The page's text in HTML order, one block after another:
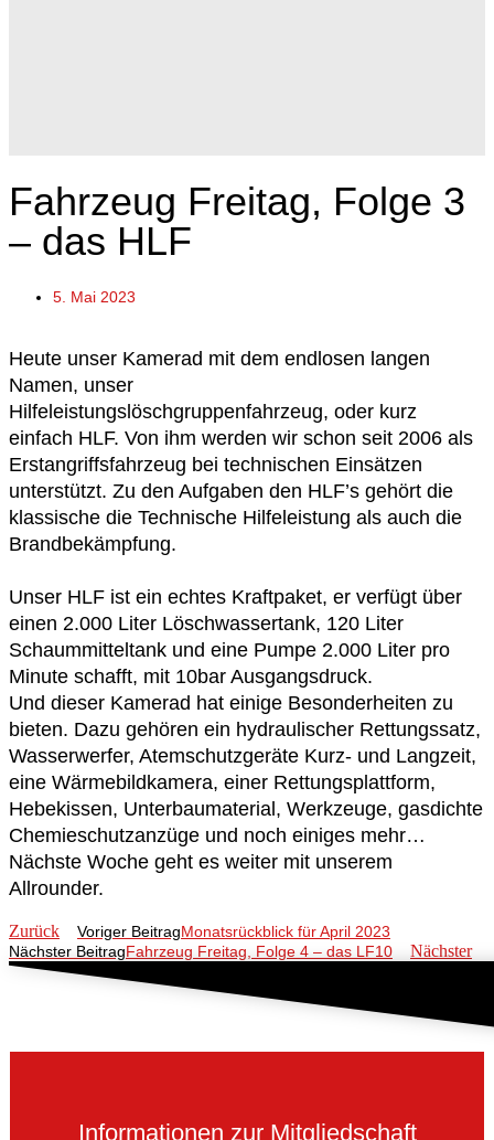
Fahrzeug Freitag, Folge 3
– das HLF
5. Mai 2023
Heute unser Kamerad mit dem endlosen langen
Namen, unser
Hilfeleistungslöschgruppenfahrzeug, oder kurz
einfach HLF. Von ihm werden wir schon seit 2006 als
Erstangriffsfahrzeug bei technischen Einsätzen
unterstützt. Zu den Aufgaben den HLF’s gehört die
klassische die Technische Hilfeleistung als auch die
Brandbekämpfung.
Unser HLF ist ein echtes Kraftpaket, er verfügt über
einen 2.000 Liter Löschwassertank, 120 Liter
Schaummitteltank und eine Pumpe 2.000 Liter pro
Minute schafft, mit 10bar Ausgangsdruck.
Und dieser Kamerad hat einige Besonderheiten zu
bieten. Dazu gehören ein hydraulischer Rettungssatz,
Wasserwerfer, Atemschutzgeräte Kurz- und Langzeit,
eine Wärmebildkamera, einer Rettungsplattform,
Hebekissen, Unterbaumaterial, Werkzeuge, gasdichte
Chemieschutzanzüge und noch einiges mehr…
Nächste Woche geht es weiter mit unserem
Allrounder.
Zurück Voriger BeitragMonatsrückblick für April 2023
Nächster BeitragFahrzeug Freitag, Folge 4 – das LF10 Nächster
Informationen zur Mitgliedschaft